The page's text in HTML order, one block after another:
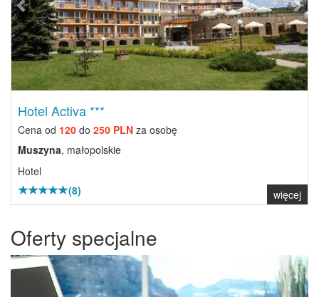
Hotel Activa ***
Cena od 120 do 250 PLN za osobę
Muszyna, małopolskie
Hotel
(8)
więcej
Oferty specjalne